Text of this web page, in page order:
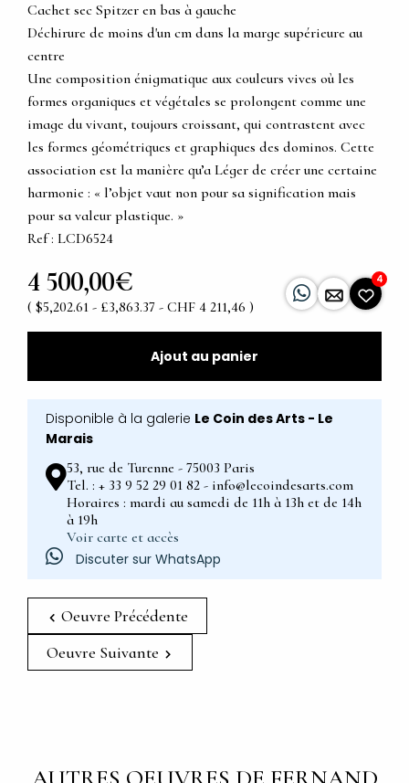
Cachet sec Spitzer en bas à gauche
Déchirure de moins d'un cm dans la marge supérieure au
centre
Une composition énigmatique aux couleurs vives où les
formes organiques et végétales se prolongent comme une
image du vivant, toujours croissant, qui contrastent avec
les formes géométriques et graphiques des dominos. Cette
association est la manière qu’a Léger de créer une certaine
harmonie : « l’objet vaut non pour sa signification mais
pour sa valeur plastique. »
Ref : LCD6524
4 500,00€
( $5,202.61 - £3,863.37 - CHF 4 211,46 )
4
Ajout au panier
Disponible à la galerie Le Coin des Arts - Le
Marais
53, rue de Turenne - 75003 Paris
Tel. : + 33 9 52 29 01 82 - info@lecoindesarts.com
Horaires : mardi au samedi de 11h à 13h et de 14h
à 19h
Voir carte et accès
Discuter sur WhatsApp
Oeuvre Précédente
Oeuvre Suivante